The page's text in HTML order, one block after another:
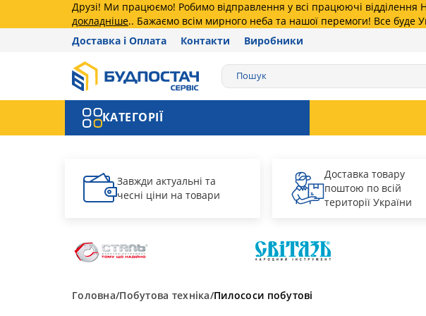
Друзі! Ми працюємо! Робимо відправлення у всі працюючі
докладніше.. Бажаємо всім мирного неба та нашої перемоги! Все буде
Доставка і Оплата
Контакти Виробники
КАТЕГОРІЇ
Завжди актуальні та
чесні ціни на товари
Доставка товару
поштою по всій
території України
Головна Побутова техніка Пилососи побутові